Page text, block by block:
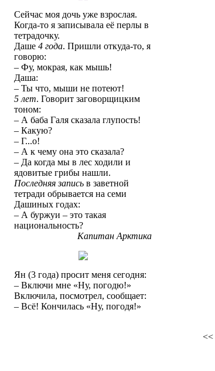
Сейчас моя дочь уже взрослая.
Когда-то я записывала её перлы в
тетрадочку.
Даше 4 года. Пришли откуда-то, я
говорю:
– Фу, мокрая, как мышь!
Даша:
– Ты что, мыши не потеют!
5 лет. Говорит заговорщицким
тоном:
– А баба Галя сказала глупость!
– Какую?
– Г...о!
– А к чему она это сказала?
– Да когда мы в лес ходили и
ядовитые грибы нашли.
Последняя запись в заветной
тетради обрывается на семи
Дашиных годах:
– А буржуи – это такая
национальность?
Капитан Арктика
Ян (3 года) просит меня сегодня:
– Включи мне «Ну, погодю!»
Включила, посмотрел, сообщает:
– Всё! Кончилась «Ну, погодя!»
<<